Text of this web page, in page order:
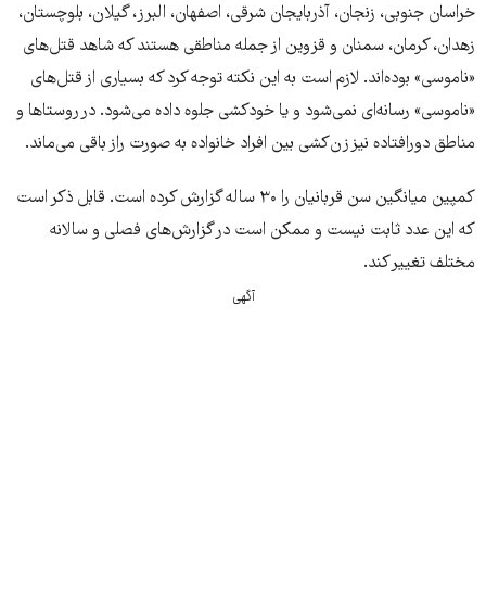
خوزستان
۱۲
فارس
۱۴
کرمانشاه
۶
کردستان
لرستان
۸
خراسان جنوبی، زنجان، آذربایجان شرقی، اصفهان، البرز، گیلان، بلوچستان،
زهدان، کرمان، سمنان و قزوین از جمله مناطقی هستند که شاهد قتل‌های
«ناموسی» بوده‌اند. لازم است به این نکته توجه کرد که بسیاری از قتل‌های
«ناموسی» رسانه‌ای نمی‌شود و یا خودکشی جلوه داده می‌شود. در روستاها و
مناطق دورافتاده نیز زن‌کشی بین افراد خانواده به صورت راز باقی می‌ماند.
کمپین میانگین سن قربانیان را ۳۰ ساله گزارش کرده است. قابل ذکر است
که این عدد ثابت نیست و ممکن است در گزارش‌های فصلی و سالانه
مختلف تغییر کند.
آگهی